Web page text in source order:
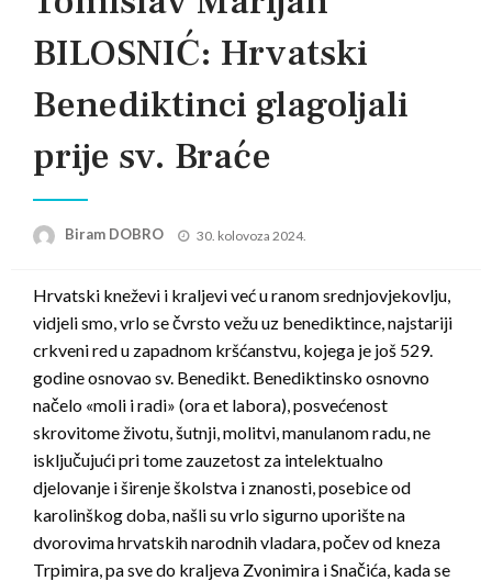
BILOSNIĆ: Hrvatski
Benediktinci glagoljali
prije sv. Braće
Biram DOBRO
Posted
30. kolovoza 2024.
Hrvatski kneževi i kraljevi već u ranom srednjovjekovlju,
vidjeli smo, vrlo se čvrsto vežu uz benediktince, najstariji
crkveni red u zapadnom kršćanstvu, kojega je još 529.
godine osnovao sv. Benedikt. Benediktinsko osnovno
načelo «moli i radi» (ora et labora), posvećenost
skrovitome životu, šutnji, molitvi, manulanom radu, ne
isključujući pri tome zauzetost za intelektualno
djelovanje i širenje školstva i znanosti, posebice od
karolinškog doba, našli su vrlo sigurno uporište na
dvorovima hrvatskih narodnih vladara, počev od kneza
Trpimira, pa sve do kraljeva Zvonimira i Snačića, kada se